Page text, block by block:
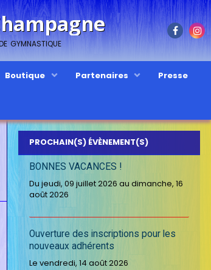
gymnastique
Boutique Partenaires Presse
PROCHAIN(S) ÉVÈNEMENT(S)
BONNES VACANCES !
Du jeudi, 09 juillet 2026 au dimanche, 16
août 2026
Ouverture des inscriptions pour les
nouveaux adhérents
Le vendredi, 14 août 2026